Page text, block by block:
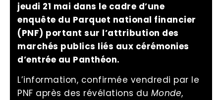
jeudi 21 mai dans le cadre d’une
enquête du Parquet national financier
(PNF) portant sur l’attribution des
marchés publics liés aux cérémonies
d’entrée au Panthéon.
L’information, confirmée vendredi par le
PNF après des révélations du Monde,